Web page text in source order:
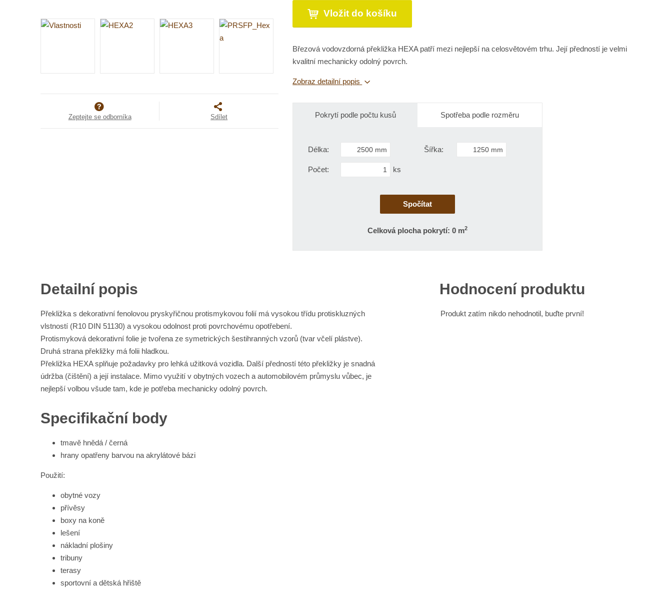
Zeptejte se odborníka Sdílet
i
p
o
e
š
t
m
n
ž
t
m
n
Vložit do košíku
Březová vodovzdorná překližka HEXA patří mezi nejlepší na celosvětovém trhu. Její předností je velmi
kvalitní mechanicky odolný povrch.
Zobraz detailní popis
Pokrytí podle počtu kusů Spotřeba podle rozměru
Délka: Šířka:
Počet: ks
Celková plocha pokrytí: 0 m2
Detailní popis
Překližka s dekorativní fenolovou pryskyřičnou protismykovou folií má vysokou třídu protiskluzných
vlstností (R10 DIN 51130) a vysokou odolnost proti povrchovému opotřebení.
Protismyková dekorativní folie je tvořena ze symetrických šestihranných vzorů (tvar včelí plástve).
Druhá strana překližky má folii hladkou.
Překližka HEXA splňuje požadavky pro lehká užitková vozidla. Další předností této překližky je snadná
údržba (čištění) a její instalace. Mimo využití v obytných vozech a automobilovém průmyslu vůbec, je
nejlepší volbou všude tam, kde je potřeba mechanicky odolný povrch.
Specifikační body
tmavě hnědá / černá
hrany opatřeny barvou na akrylátové bázi
Použití:
obytné vozy
přívěsy
boxy na koně
lešení
nákladní plošiny
tribuny
terasy
sportovní a dětská hřiště
Hodnocení produktu
Produkt zatím nikdo nehodnotil, buďte první!